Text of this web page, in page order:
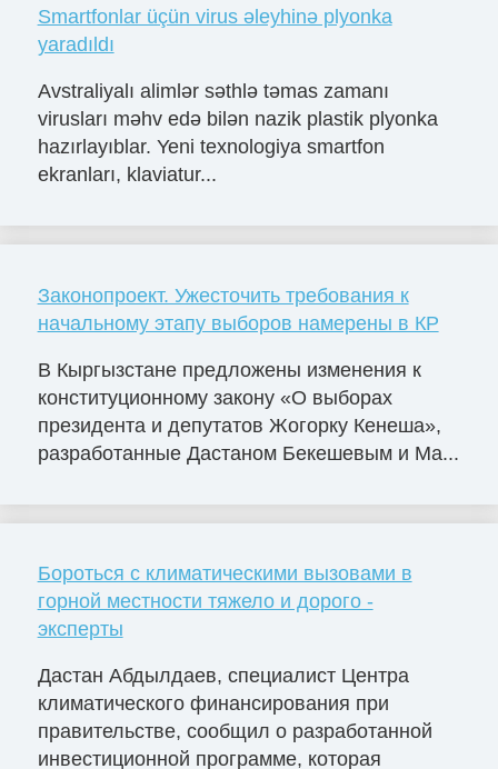
Smartfonlar üçün virus əleyhinə plyonka
yaradıldı
Avstraliyalı alimlər səthlə təmas zamanı
virusları məhv edə bilən nazik plastik plyonka
hazırlayıblar. Yeni texnologiya smartfon
ekranları, klaviatur...
Законопроект. Ужесточить требования к
начальному этапу выборов намерены в КР
В Кыргызстане предложены изменения к
конституционному закону «О выборах
президента и депутатов Жогорку Кенеша»,
разработанные Дастаном Бекешевым и Ма...
Бороться с климатическими вызовами в
горной местности тяжело и дорого -
эксперты
Дастан Абдылдаев, специалист Центра
климатического финансирования при
правительстве, сообщил о разработанной
инвестиционной программе, которая